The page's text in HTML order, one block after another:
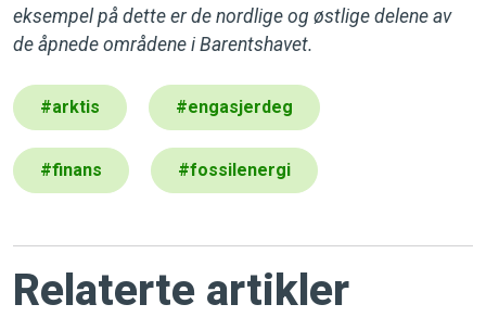
eksempel på dette er de nordlige og østlige delene av
de åpnede områdene i Barentshavet.
#arktis #engasjerdeg
#finans #fossilenergi
Relaterte artikler